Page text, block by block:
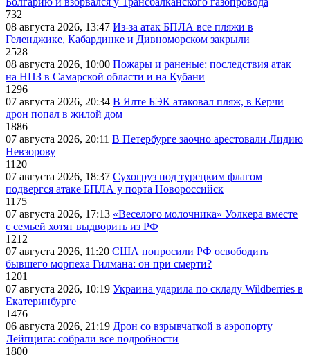
732
08 августа 2026, 13:47 Из-за атак БПЛА все пляжи в
Геленджике, Кабардинке и Дивноморском закрыли
2528
08 августа 2026, 10:00 Пожары и раненые: последствия атак
на НПЗ в Самарской области и на Кубани
1296
07 августа 2026, 20:34 В Ялте БЭК атаковал пляж, в Керчи
дрон попал в жилой дом
1886
07 августа 2026, 20:11 В Петербурге заочно арестовали Лидию
Невзорову
1120
07 августа 2026, 18:37 Сухогруз под турецким флагом
подвергся атаке БПЛА у порта Новороссийск
1175
07 августа 2026, 17:13 «Веселого молочника» Уолкера вместе
с семьей хотят выдворить из РФ
1212
07 августа 2026, 11:20 США попросили РФ освободить
бывшего морпеха Гилмана: он при смерти?
1201
07 августа 2026, 10:19 Украина ударила по складу Wildberries в
Екатеринбурге
1476
06 августа 2026, 21:19 Дрон со взрывчаткой в аэропорту
Лейпцига: собрали все подробности
1800